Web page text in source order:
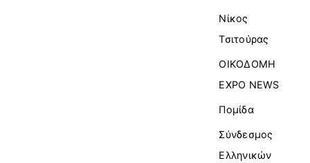
Νίκος
Τσιτούρας
ΟΙΚΟΔΟΜΗ
EXPO NEWS
Πομίδα
Σύνδεσμος
Ελληνικών